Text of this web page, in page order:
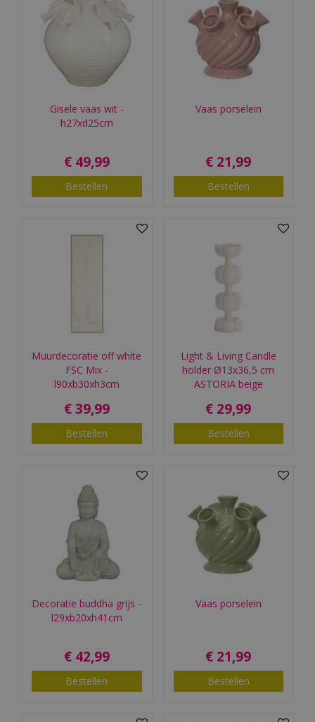
Gisele vaas wit -
h27xd25cm
€ 49,99
Bestellen
Vaas porselein
€ 21,99
Bestellen
Muurdecoratie off white
FSC Mix -
l90xb30xh3cm
€ 39,99
Bestellen
Light & Living Candle
holder Ø13x36,5 cm
ASTORIA beige
€ 29,99
Bestellen
Decoratie buddha grijs -
l29xb20xh41cm
€ 42,99
Bestellen
Vaas porselein
€ 21,99
Bestellen